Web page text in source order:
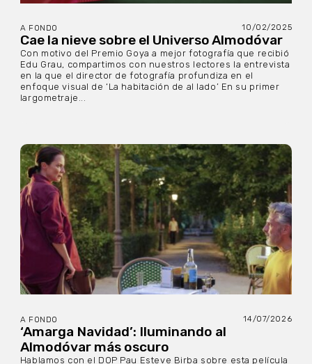
A FONDO 10/02/2025
Cae la nieve sobre el Universo Almodóvar
Con motivo del Premio Goya a mejor fotografía que recibió
Edu Grau, compartimos con nuestros lectores la entrevista
en la que el director de fotografía profundiza en el
enfoque visual de ‘La habitación de al lado’ En su primer
largometraje...
A FONDO 14/07/2026
‘Amarga Navidad’: Iluminando al
Almodóvar más oscuro
Hablamos con el DOP Pau Esteve Birba sobre esta película